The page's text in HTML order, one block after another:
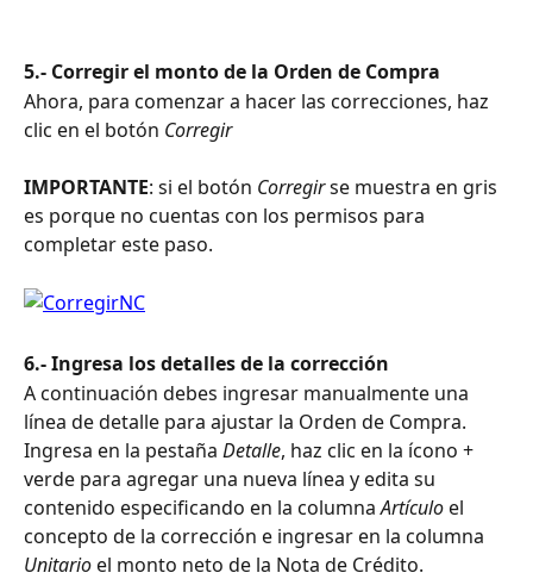
5.- Corregir el monto de la Orden de Compra
Ahora, para comenzar a hacer las correcciones, haz
clic en el botón Corregir
IMPORTANTE: si el botón Corregir se muestra en gris
es porque no cuentas con los permisos para
completar este paso.
6.- Ingresa los detalles de la corrección
A continuación debes ingresar manualmente una
línea de detalle para ajustar la Orden de Compra.
Ingresa en la pestaña Detalle, haz clic en la ícono +
verde para agregar una nueva línea y edita su
contenido especificando en la columna Artículo el
concepto de la corrección e ingresar en la columna
Unitario el monto neto de la Nota de Crédito.